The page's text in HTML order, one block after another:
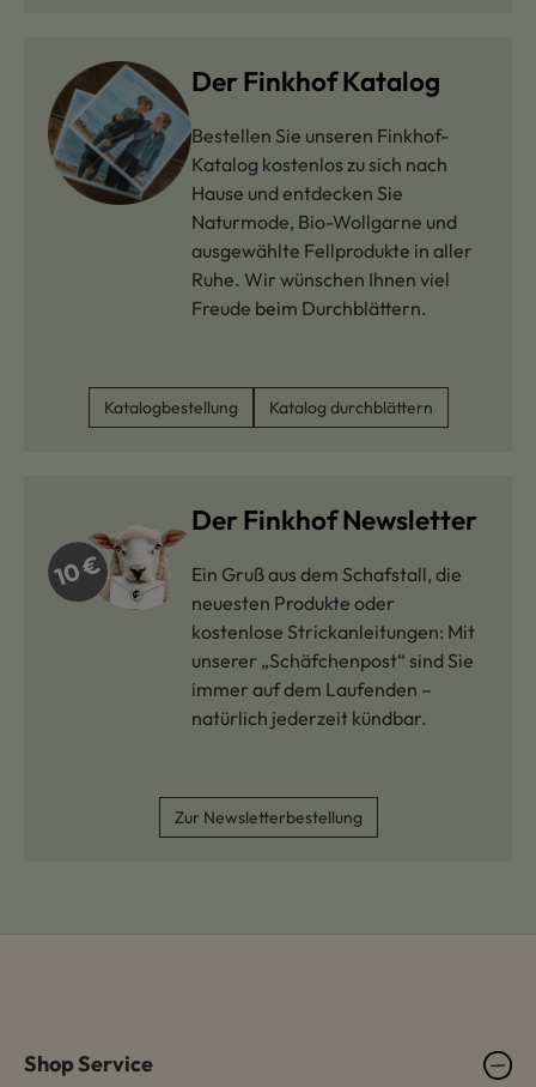
Der Finkhof Katalog
Bestellen Sie unseren Finkhof-
Katalog kostenlos zu sich nach
Hause und entdecken Sie
Naturmode, Bio-Wollgarne und
ausgewählte Fellprodukte in aller
Ruhe. Wir wünschen Ihnen viel
Freude beim Durchblättern.
Katalogbestellung Katalog durchblättern
Der Finkhof Newsletter
Ein Gruß aus dem Schafstall, die
neuesten Produkte oder
kostenlose Strickanleitungen: Mit
unserer „Schäfchenpost“ sind Sie
immer auf dem Laufenden –
natürlich jederzeit kündbar.
Zur Newsletterbestellung
Shop Service